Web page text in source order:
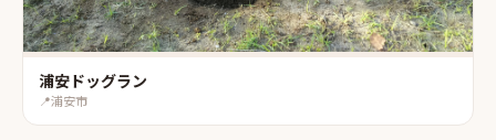
浦安ドッグラン
📍浦安市